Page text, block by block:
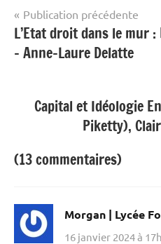
Navigation
de
l’article
Publication précédente
L’Etat droit dans le mur
– Anne-Laure Delatte
Capital et Idéologie
Piketty),
(13 commentaires)
Morgan | Lycée
16 janvier 2024 à